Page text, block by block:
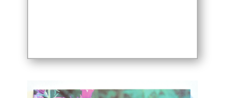
Design